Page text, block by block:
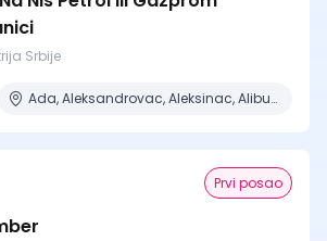
Srbije
Ada, Aleksandrovac, Aleksinac, Alibunar, Apatin + 206 mesta
Prvi posao